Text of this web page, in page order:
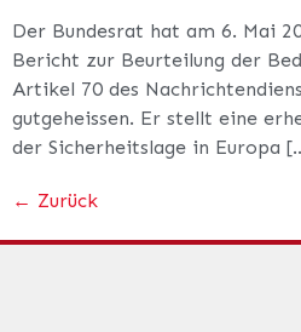
Der Bundesrat hat am 6. Mai
Bericht zur Beurteilung der
Artikel 70 des
gutgeheissen. Er stellt eine
der Sicherheitslage in Europa
← Zurück